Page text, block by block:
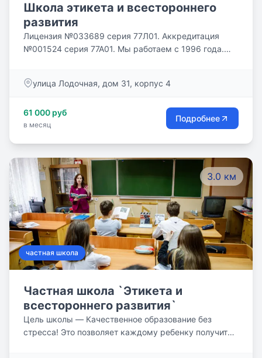
Школа этикета и всестороннего
развития
Лицензия №033689 серия 77Л01. Аккредитация
№001524 серия 77А01. Мы работаем с 1996 года.
улица Лодочная, дом 31, корпус 4
61 000 руб
в месяц
Подробнее
3.0 км
частная школа
Частная школа `Этикета и
всестороннего развития`
Цель школы — Качественное образование без
стресса! Это позволяет каждому ребенку получить